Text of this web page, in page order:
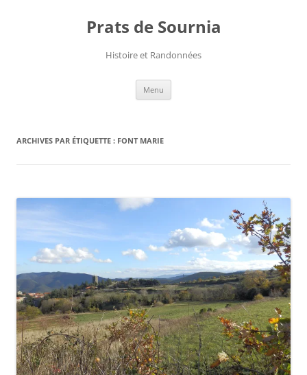
Prats de Sournia
Histoire et Randonnées
Menu
ARCHIVES PAR ÉTIQUETTE : FONT MARIE